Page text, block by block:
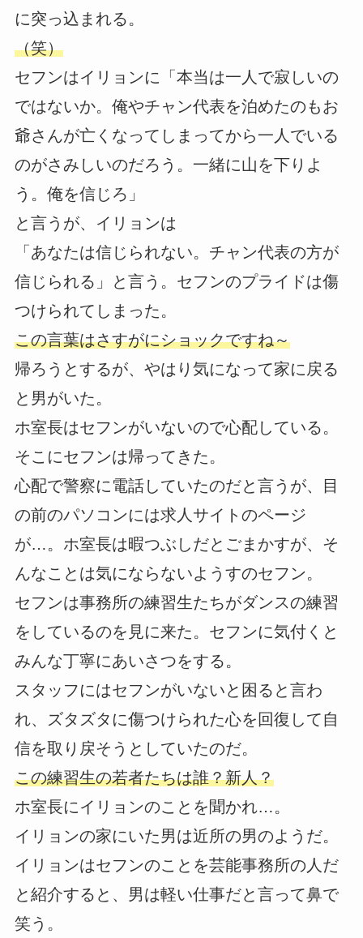
に突っ込まれる。
（笑）
セフンはイリョンに「本当は一人で寂しいの
ではないか。俺やチャン代表を泊めたのもお
爺さんが亡くなってしまってから一人でいる
のがさみしいのだろう。一緒に山を下りよ
う。俺を信じろ」
と言うが、イリョンは
「あなたは信じられない。チャン代表の方が
信じられる」と言う。セフンのプライドは傷
つけられてしまった。
この言葉はさすがにショックですね～
帰ろうとするが、やはり気になって家に戻る
と男がいた。
ホ室長はセフンがいないので心配している。
そこにセフンは帰ってきた。
心配で警察に電話していたのだと言うが、目
の前のパソコンには求人サイトのページ
が…。ホ室長は暇つぶしだとごまかすが、そ
んなことは気にならないようすのセフン。
セフンは事務所の練習生たちがダンスの練習
をしているのを見に来た。セフンに気付くと
みんな丁寧にあいさつをする。
スタッフにはセフンがいないと困ると言わ
れ、ズタズタに傷つけられた心を回復して自
信を取り戻そうとしていたのだ。
この練習生の若者たちは誰？新人？
ホ室長にイリョンのことを聞かれ…。
イリョンの家にいた男は近所の男のようだ。
イリョンはセフンのことを芸能事務所の人だ
と紹介すると、男は軽い仕事だと言って鼻で
笑う。